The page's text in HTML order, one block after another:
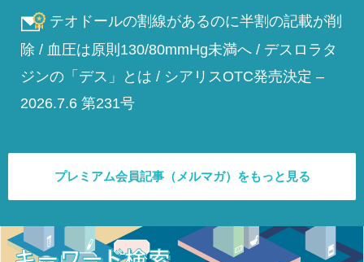
テオドールの割線があるのに半割の記載が削
除 / 血圧は原則130/80mmHg未満へ / デスロラタ
ジンの「デス」とは / シアリスOTC発売決定 –
2026.7.6 第231号
プレミアム会員記事（メルマガ）をもっと見る